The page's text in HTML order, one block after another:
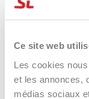
Ce site web
Les cookies
et les annonces,
médias sociaux